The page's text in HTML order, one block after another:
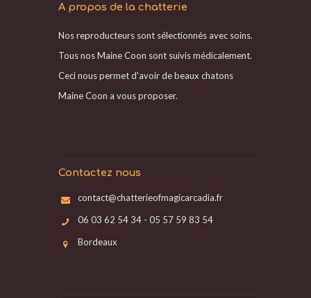
A propos de la chatterie
Nos reproducteurs sont sélectionnés avec soins.
Tous nos Maine Coon sont suivis médicalement.
Ceci nous permet d'avoir de beaux chatons
Maine Coon a vous proposer.
Contactez nous
contact@chatterieofmagicarcadia.fr
06 03 62 54 34 - 05 57 59 83 54
Bordeaux